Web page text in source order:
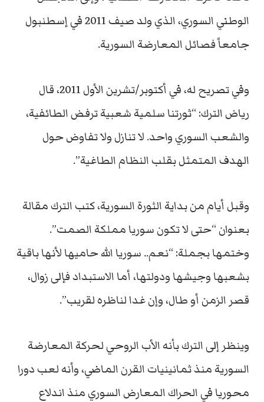
الوطني السوري، الذي ولد صيف 2011 في إسطنبول
جامعاً فصائل المعارضة السورية.
وفي تصريح له، في أكتوبر/تشرين الأول 2011، قال
رياض الترك: “ثورتنا سلمية شعبية ترفض الطائفية،
والشعب السوري واحد. لا تنازل ولا تفاوض حول
الهدف المتمثل بقلب النظام الطاغية”.
وقبل أيام من بداية الثورة السورية، كتب الترك مقالة
بعنوان “حتى لا تكون سوريا مملكة الصمت”.
وختمها بجملة: “نعم.. سوريا الله حاميها لأنها باقية
بشعبها وجيشها ودولتها، أما الاستبداد فإلى زوال،
قصر الزمن أو طال، وإن غدا لناظره لقريب”.
وينظر إلى الترك بأنه الأب الروحي لحركة المعارضة
السورية منذ ثمانينيات القرن الماضي، وأنه لعب دورا
محوريا في الحراك المعارض السوري منذ اندلاع